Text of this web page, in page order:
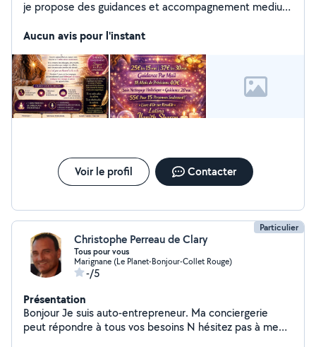
je propose des guidances et accompagnement medium
gestión des émotions et repondre á vos questions de
peux vous offrir un lien essai 6mn consultation
Aucun avis pour l'instant
Voir le profil Contacter
Particulier
Christophe Perreau de Clary
Tous pour vous
Marignane (Le Planet-Bonjour-Collet Rouge)
-/5
Présentation
Bonjour Je suis auto-entrepreneur. Ma conciergerie
peut répondre à tous vos besoins N hésitez pas à me